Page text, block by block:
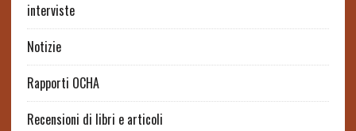
interviste
Notizie
Rapporti OCHA
Recensioni di libri e articoli